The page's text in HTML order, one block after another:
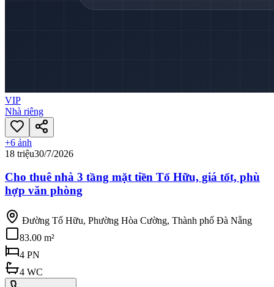
VIP
Nhà riêng
+6 ảnh
18 triệu30/7/2026
Cho thuê nhà 3 tầng mặt tiền Tố Hữu, giá tốt, phù
hợp văn phòng
Đường Tố Hữu, Phường Hòa Cường, Thành phố Đà Nẵng
83.00 m²
4 PN
4 WC